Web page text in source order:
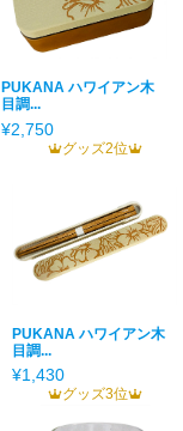
PUKANA ハワイアン木
目調...
¥2,750
グッズ2位
PUKANA ハワイアン木
目調...
¥1,430
グッズ3位